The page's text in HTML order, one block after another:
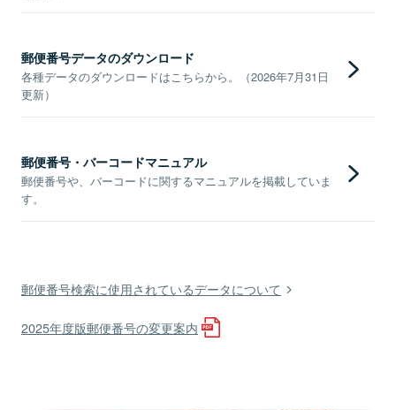
郵便番号データのダウンロード
各種データのダウンロードはこちらから。（2026年7月31日
更新）
郵便番号・バーコードマニュアル
郵便番号や、バーコードに関するマニュアルを掲載していま
す。
郵便番号検索に使用されているデータについて
2025年度版郵便番号の変更案内